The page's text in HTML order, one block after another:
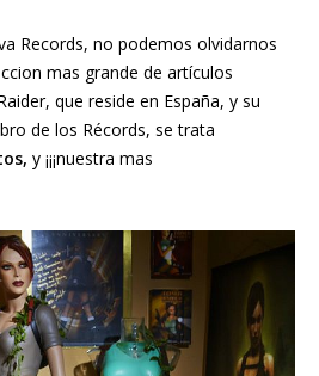
Records, no podemos olvidarnos
mas grande de artículos
que reside en España, y su
de los Récords, se trata
y ¡¡¡nuestra mas